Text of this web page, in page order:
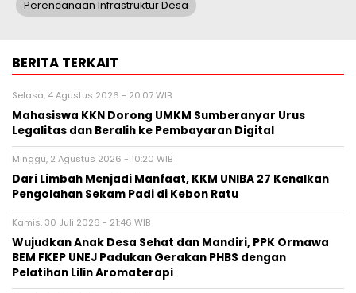
Perencanaan Infrastruktur Desa
BERITA TERKAIT
Selasa, 4 Agustus 2026 - 20:07 WIB
Mahasiswa KKN Dorong UMKM Sumberanyar Urus
Legalitas dan Beralih ke Pembayaran Digital
Minggu, 2 Agustus 2026 - 10:20 WIB
Dari Limbah Menjadi Manfaat, KKM UNIBA 27 Kenalkan
Pengolahan Sekam Padi di Kebon Ratu
Kamis, 30 Juli 2026 - 21:46 WIB
Wujudkan Anak Desa Sehat dan Mandiri, PPK Ormawa
BEM FKEP UNEJ Padukan Gerakan PHBS dengan
Pelatihan Lilin Aromaterapi